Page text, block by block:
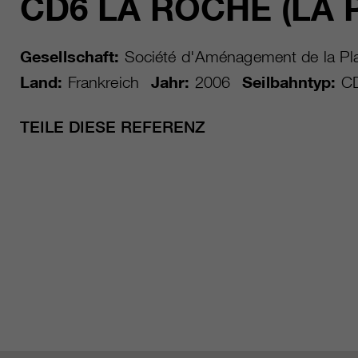
CD6 LA ROCHE (LA
Gesellschaft: Société d'Aménagement de la
Land: Frankreich Jahr: 2006 Seilbahntyp:
TEILE DIESE REFERENZ